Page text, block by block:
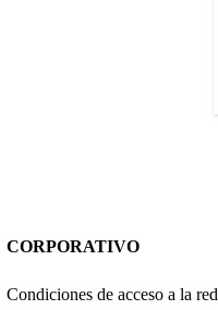
CORPORATIVO
Condiciones de acceso a la red